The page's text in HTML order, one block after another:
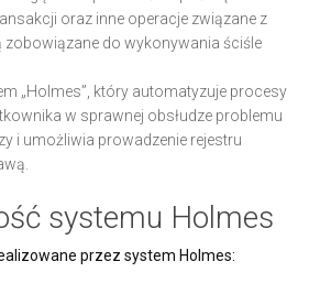
oraz inne operacje związane z
zobowiązane do wykonywania ściśle
„Holmes”, który automatyzuje procesy
w sprawnej obsłudze problemu
i umożliwia prowadzenie rejestru
systemu Holmes
przez system Holmes: